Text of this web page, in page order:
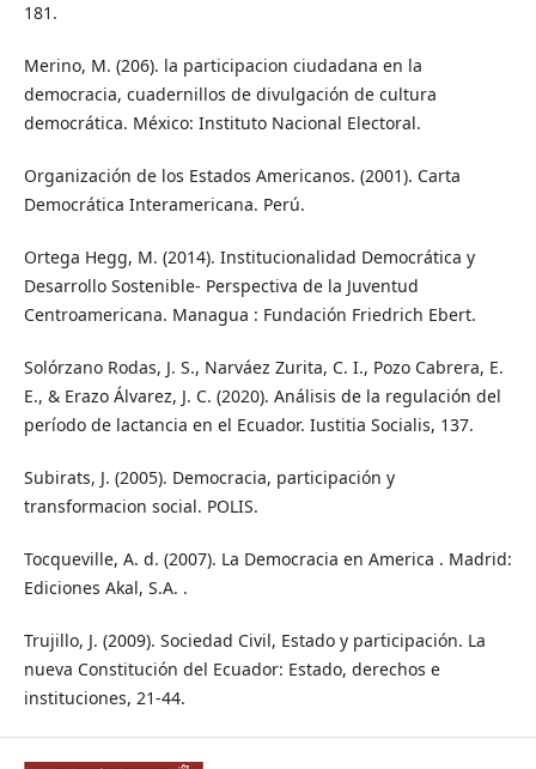
181.
Merino, M. (206). la participacion ciudadana en la
democracia, cuadernillos de divulgación de cultura
democrática. México: Instituto Nacional Electoral.
Organización de los Estados Americanos. (2001). Carta
Democrática Interamericana. Perú.
Ortega Hegg, M. (2014). Institucionalidad Democrática y
Desarrollo Sostenible- Perspectiva de la Juventud
Centroamericana. Managua : Fundación Friedrich Ebert.
Solórzano Rodas, J. S., Narváez Zurita, C. I., Pozo Cabrera, E.
E., & Erazo Álvarez, J. C. (2020). Análisis de la regulación del
período de lactancia en el Ecuador. Iustitia Socialis, 137.
Subirats, J. (2005). Democracia, participación y
transformacion social. POLIS.
Tocqueville, A. d. (2007). La Democracia en America . Madrid:
Ediciones Akal, S.A. .
Trujillo, J. (2009). Sociedad Civil, Estado y participación. La
nueva Constitución del Ecuador: Estado, derechos e
instituciones, 21-44.